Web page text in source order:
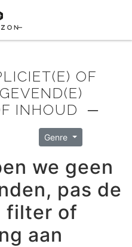
OF
INHOUD ─
Genre
we geen
pas de
filter of
aan